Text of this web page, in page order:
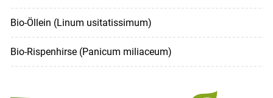
Bio-Öllein (Linum usitatissimum)
Bio-Rispenhirse (Panicum miliaceum)